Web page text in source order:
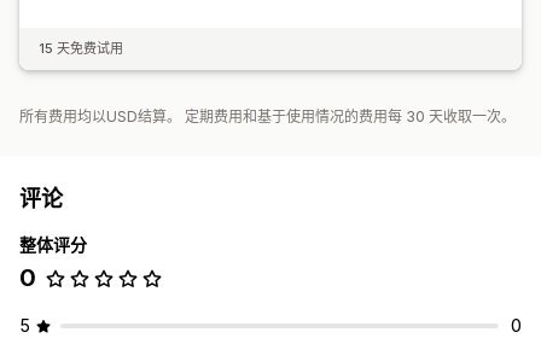
15 天免费试用
所有费用均以USD结算。 定期费用和基于使用情况的费用每 30 天收取一次。
评论
整体评分
0
5
0